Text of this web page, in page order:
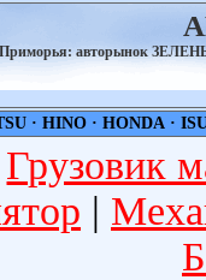
Приморья: авторынок
·HINO ·HONDA ·
Грузовик
|